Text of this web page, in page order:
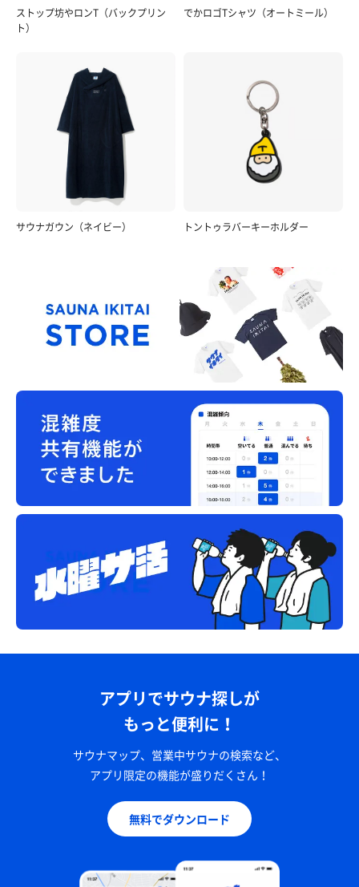
ストップ坊やロンT（バックプリン
ト）
でかロゴTシャツ（オートミール）
サウナガウン（ネイビー） トントゥラバーキーホルダー
アプリでサウナ探しが
もっと便利に！
サウナマップ、営業中サウナの検索など、
アプリ限定の機能が盛りだくさん！
無料でダウンロード